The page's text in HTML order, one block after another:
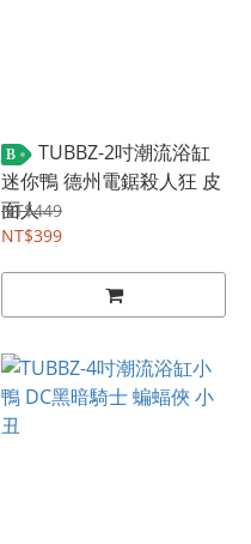
B
TUBBZ-2吋潮流浴缸
迷你鴨 德州電鋸殺人狂 皮
面人
NT$449
NT$399